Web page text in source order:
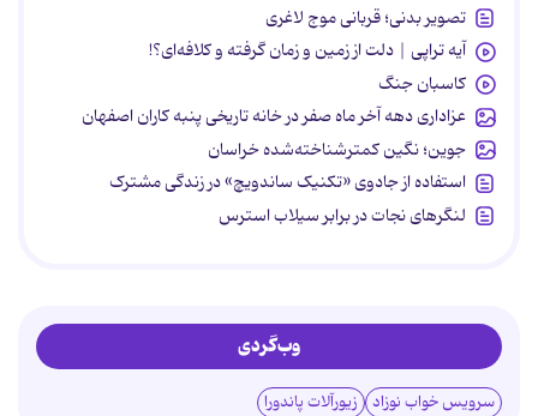
تصویر بدنی؛ قربانی موج لاغری
آیه تراپی | دلت از زمین و زمان گرفته و کلافه‌ای؟!
کاسبان جنگ
عزاداری دهه آخر ماه صفر در خانه تاریخی پنبه کاران اصفهان
جوین؛ نگین کمترشناخته‌شده خراسان
استفاده از جادوی «تکنیک ساندویچ» در زندگی مشترک
لنگرهای نجات در برابر سیلاب استرس
وب‌گردی
سرویس خواب نوزاد زیورآلات پاندورا